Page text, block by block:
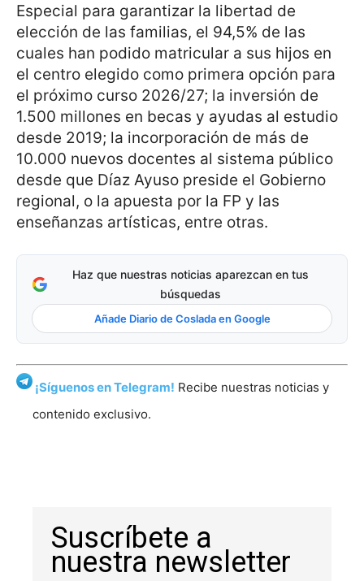
Especial para garantizar la libertad de
elección de las familias, el 94,5% de las
cuales han podido matricular a sus hijos en
el centro elegido como primera opción para
el próximo curso 2026/27; la inversión de
1.500 millones en becas y ayudas al estudio
desde 2019; la incorporación de más de
10.000 nuevos docentes al sistema público
desde que Díaz Ayuso preside el Gobierno
regional, o la apuesta por la FP y las
enseñanzas artísticas, entre otras.
Haz que nuestras noticias aparezcan en tus
búsquedas
Añade Diario de Coslada en Google
¡Síguenos en Telegram! Recibe nuestras noticias y
contenido exclusivo.
Suscríbete a
nuestra newsletter